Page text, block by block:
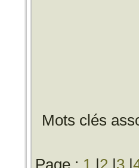
Mots clés